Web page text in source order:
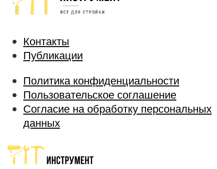
Контакты
Публикации
Политика конфиденциальности
Пользовательское соглашение
Согласие на обработку персональных
данных